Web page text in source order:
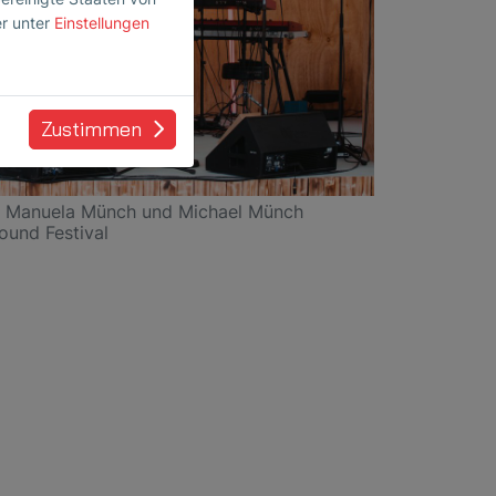
Münch und Michael Münch
Festival
unter Einstellungen
Zustimmen